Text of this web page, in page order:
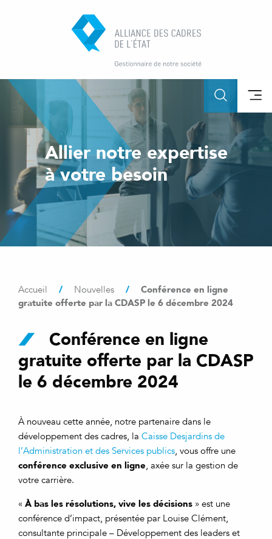
Allier notre expertise
à votre besoin
Accueil / Nouvelles /
Conférence en ligne
gratuite offerte par la CDASP le 6 décembre 2024
Conférence en ligne
gratuite offerte par la CDASP
le 6 décembre 2024
À nouveau cette année, notre partenaire dans le
développement des cadres, la Caisse Desjardins de
l’Administration et des Services publics, vous offre une
conférence exclusive en ligne, axée sur la gestion de
votre carrière.
« À bas les résolutions, vive les décisions » est une
conférence d’impact, présentée par Louise Clément,
consultante principale – Développement des leaders et